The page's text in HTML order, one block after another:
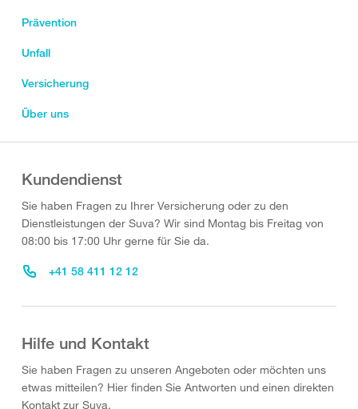
Prävention
Unfall
Versicherung
Über uns
Kundendienst
Sie haben Fragen zu Ihrer Versicherung oder zu den
Dienstleistungen der Suva? Wir sind Montag bis Freitag von
08:00 bis 17:00 Uhr gerne für Sie da.
+41 58 411 12 12
Hilfe und Kontakt
Sie haben Fragen zu unseren Angeboten oder möchten uns
etwas mitteilen? Hier finden Sie Antworten und einen direkten
Kontakt zur Suva.